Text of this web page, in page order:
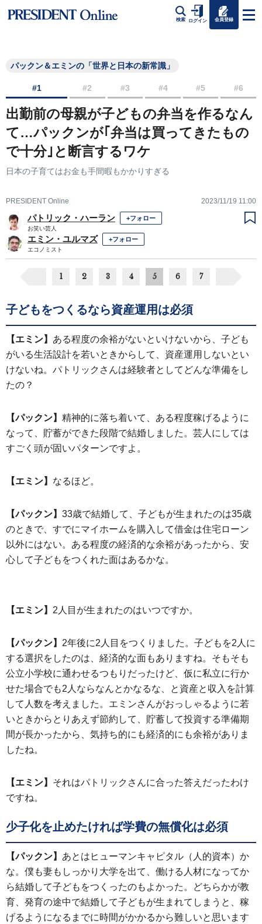
検索 ログイン 会員登録
パックン＆エミンの「世界と日本の新常識」
#1 #2 #3 #4 #5 #6
出勤前の母親が子どもの弁当を作るなん
て…パックンが｢弁当は買ってきたもの
で十分｣と断言するワケ
日本の子育てはお金も手間暇もかかりすぎる
PRESIDENT Online 2023/11/19 11:00
パトリック・ハーラン +フォロー
お笑い芸人
エミン・ユルマズ +フォロー
エコノミスト
1 2 3 4 5 6 7
子どもをつくるなら資産運用は必須
【エミン】 ある程度の余裕がないといけないから、子ども
がいる生活設計を若いときからして、資産運用しないとい
けないね。パトリックさんは経験者としてどんな準備をし
たの？
【パックン】 精神的に落ち着いて、ある程度稼げるように
なって、貯蓄ができた段階で結婚しました。芸人にしては
すごく頭が固いパターンですよ。
【エミン】 なるほど。
【パックン】 33歳で結婚して、子どもが生まれたのは35歳
のときで、すでにマイホームを購入して借金は住宅ローン
以外にはない。ある程度の経済的な余裕があったから、安
心して子どもをつくれた面はあるかな。
【エミン】 2人目が生まれたのはいつですか。
【パックン】 2年後に2人目をつくりました。子どもを2人に
する選択をしたのは、経済的な面もありますね。そもそも
公立小学校に通わせるつもりだったけど、仮に私立に行か
せた場合でも2人ならなんとかなるな、と資産と収入を計算
して人数を考えました。エミンさんがおっしゃるように若
いときからとりあえず節約して、貯蓄して投資する準備期
間が長かったから、気持ち的にも経済的にも余裕がありま
したね。
【エミン】 それはパトリックさんに合った答えだったわけ
ですね。
少子化を止めたければ学費の無償化は必須
【パックン】 あとはヒューマンキャピタル（人的資本）か
な。僕も妻もしっかり大学を出て、働ける人材になってか
ら結婚して子どもをつくったのもよかった。どちらかが教
育、発育の途中で結婚して子どもが生まれてしまうと、稼
げるようになるまでに時間がかかるから難しいと思います